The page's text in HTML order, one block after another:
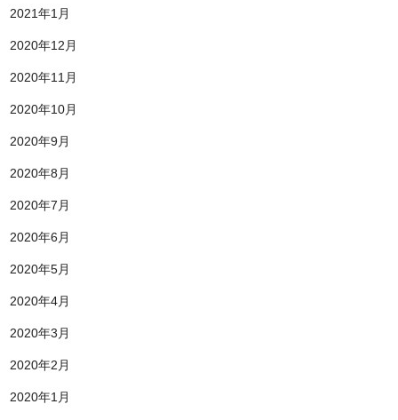
2021年1月
2020年12月
2020年11月
2020年10月
2020年9月
2020年8月
2020年7月
2020年6月
2020年5月
2020年4月
2020年3月
2020年2月
2020年1月